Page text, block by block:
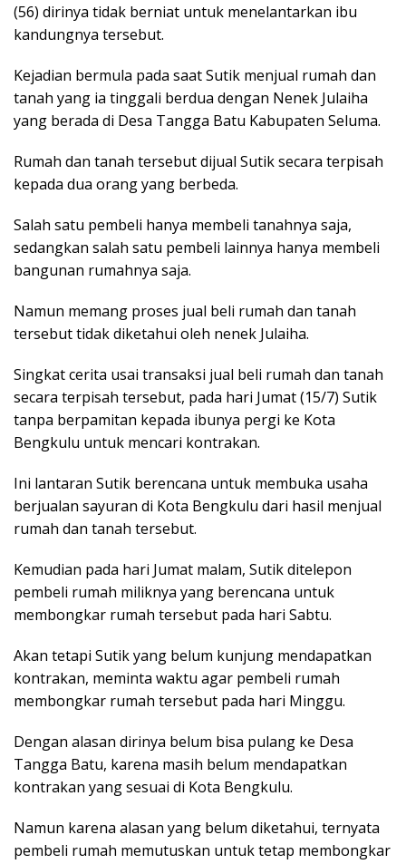
(56) dirinya tidak berniat untuk menelantarkan ibu
kandungnya tersebut.
Kejadian bermula pada saat Sutik menjual rumah dan
tanah yang ia tinggali berdua dengan Nenek Julaiha
yang berada di Desa Tangga Batu Kabupaten Seluma.
Rumah dan tanah tersebut dijual Sutik secara terpisah
kepada dua orang yang berbeda.
Salah satu pembeli hanya membeli tanahnya saja,
sedangkan salah satu pembeli lainnya hanya membeli
bangunan rumahnya saja.
Namun memang proses jual beli rumah dan tanah
tersebut tidak diketahui oleh nenek Julaiha.
Singkat cerita usai transaksi jual beli rumah dan tanah
secara terpisah tersebut, pada hari Jumat (15/7) Sutik
tanpa berpamitan kepada ibunya pergi ke Kota
Bengkulu untuk mencari kontrakan.
Ini lantaran Sutik berencana untuk membuka usaha
berjualan sayuran di Kota Bengkulu dari hasil menjual
rumah dan tanah tersebut.
Kemudian pada hari Jumat malam, Sutik ditelepon
pembeli rumah miliknya yang berencana untuk
membongkar rumah tersebut pada hari Sabtu.
Akan tetapi Sutik yang belum kunjung mendapatkan
kontrakan, meminta waktu agar pembeli rumah
membongkar rumah tersebut pada hari Minggu.
Dengan alasan dirinya belum bisa pulang ke Desa
Tangga Batu, karena masih belum mendapatkan
kontrakan yang sesuai di Kota Bengkulu.
Namun karena alasan yang belum diketahui, ternyata
pembeli rumah memutuskan untuk tetap membongkar